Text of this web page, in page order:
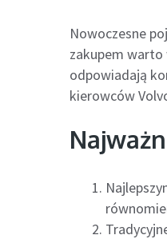
Nowoczesne
zakupem warto
odpowiadają
kierowców